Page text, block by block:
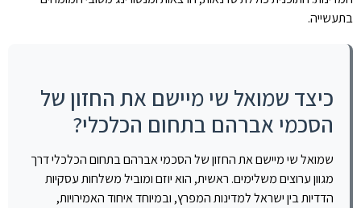
בתעשייה.
כיצד שמואל שי מיישם את החזון של
הסכמי אברהם בתחום הכלכלי?
שמואל שי מיישם את החזון של הסכמי אברהם בתחום הכלכלי דרך
מגוון ערוצים משלימים. ראשית, הוא יוזם ומוביל משלחות עסקיות
הדדיות בין ישראל למדינות המפרץ, ובמיוחד איחוד האמירויות,